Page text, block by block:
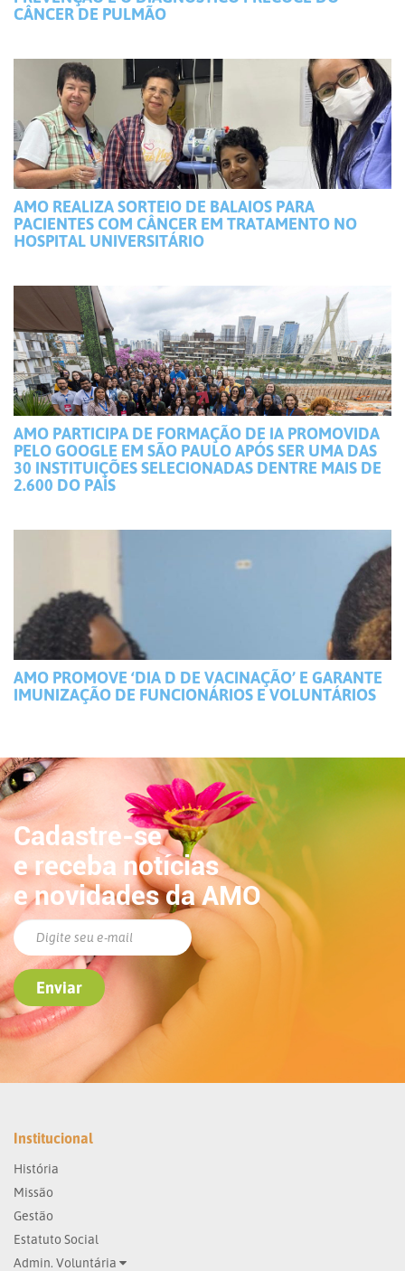
CÂNCER DE PULMÃO
AMO REALIZA SORTEIO DE BALAIOS PARA
PACIENTES COM CÂNCER EM TRATAMENTO NO
HOSPITAL UNIVERSITÁRIO
AMO PARTICIPA DE FORMAÇÃO DE IA PROMOVIDA
PELO GOOGLE EM SÃO PAULO APÓS SER UMA DAS
30 INSTITUIÇÕES SELECIONADAS DENTRE MAIS DE
2.600 DO PAÍS
AMO PROMOVE ‘DIA D DE VACINAÇÃO’ E GARANTE
IMUNIZAÇÃO DE FUNCIONÁRIOS E VOLUNTÁRIOS
Cadastre-se
e receba notícias
e novidades da AMO
Institucional
História
Missão
Gestão
Estatuto Social
Admin. Voluntária